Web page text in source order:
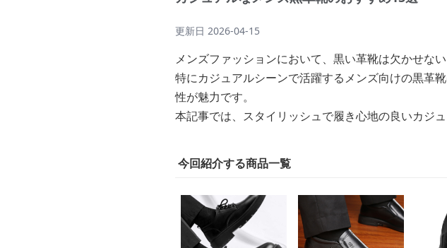
更新日 2026-04-15
メンズファッションにおいて、黒い革靴は欠かせない
特にカジュアルシーンで活躍するメンズ向けの黒革
性が魅力です。
本記事では、スタイリッシュで履き心地の良いカジ
今回紹介する商品一覧